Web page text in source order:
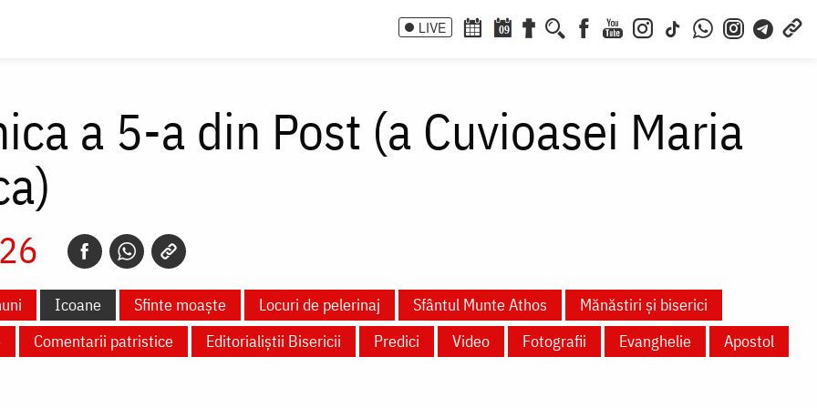
LIVE 09
a 5-a din Post (a Cuvioasei Maria
Icoane Sfinte moaște Locuri de pelerinaj Sfântul Munte Athos
Mănăstiri și biserici
Comentarii patristice Editorialiștii Bisericii Predici Video Fotografii Evanghelie Apostol